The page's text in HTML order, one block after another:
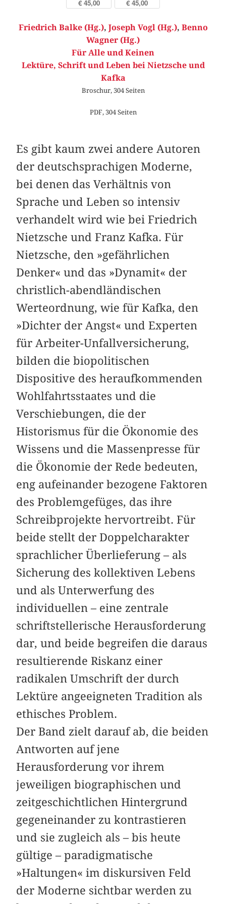
€ 45,00 € 45,00
Friedrich Balke (Hg.), Joseph Vogl (Hg.), Benno
Wagner (Hg.)
Für Alle und Keinen
Lektüre, Schrift und Leben bei Nietzsche und
Kafka
Broschur, 304 Seiten
PDF, 304 Seiten
Es gibt kaum zwei andere Autoren
der deutschsprachigen Moderne,
bei denen das Verhältnis von
Sprache und Leben so intensiv
verhandelt wird wie bei Friedrich
Nietzsche und Franz Kafka. Für
Nietzsche, den »gefährlichen
Denker« und das »Dynamit« der
christlich-abendländischen
Werteordnung, wie für Kafka, den
»Dichter der Angst« und Experten
für Arbeiter-Unfallversicherung,
bilden die biopolitischen
Dispositive des heraufkommenden
Wohlfahrtsstaates und die
Verschiebungen, die der
Historismus für die Ökonomie des
Wissens und die Massenpresse für
die Ökonomie der Rede bedeuten,
eng aufeinander bezogene Faktoren
des Problemgefüges, das ihre
Schreibprojekte hervortreibt. Für
beide stellt der Doppelcharakter
sprachlicher Überlieferung – als
Sicherung des kollektiven Lebens
und als Unterwerfung des
individuellen – eine zentrale
schriftstellerische Herausforderung
dar, und beide begreifen die daraus
resultierende Riskanz einer
radikalen Umschrift der durch
Lektüre angeeigneten Tradition als
ethisches Problem.
Der Band zielt darauf ab, die beiden
Antworten auf jene
Herausforderung vor ihrem
jeweiligen biographischen und
zeitgeschichtlichen Hintergrund
gegeneinander zu kontrastieren
und sie zugleich als – bis heute
gültige – paradigmatische
»Haltungen« im diskursiven Feld
der Moderne sichtbar werden zu